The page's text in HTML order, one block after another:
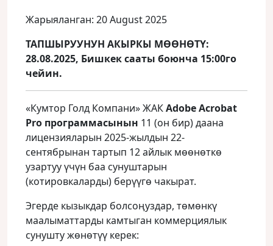
Жарыяланган: 20 August 2025
ТАПШЫРУУНУН АКЫРКЫ МӨӨНӨТҮ:
28.08.2025, Бишкек сааты боюнча 15:00го
чейин.
«Кумтор Голд Компани» ЖАКAdobe Acrobat
Pro программасынын 11 (он бир) даана
лицензияларын 2025-жылдын 22-
сентябрынан тартып 12 айлык мөөнөткө
узартуу үчүн баа сунуштарын
(котировкаларды) берүүгө чакырат.
Эгерде кызыкдар болсоңуздар, төмөнкү
маалыматтарды камтыган коммерциялык
сунушту жөнөтүү керек: